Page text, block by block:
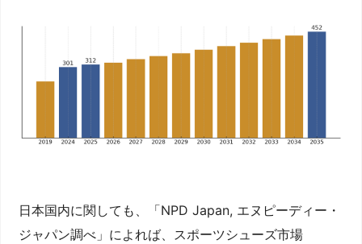
日本国内に関しても、「NPD Japan, エヌピーディー・
ジャパン調べ」によれば、スポーツシューズ市場